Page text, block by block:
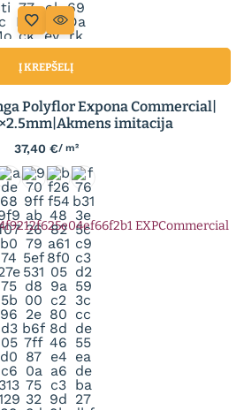
Į KREPŠELĮ
Polyflor Expona Commercial|
imitacija
37,40 €/ m²